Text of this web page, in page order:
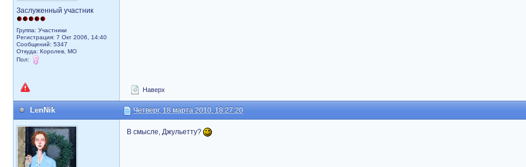
Заслуженный участник
Группа: Участники
Регистрация: 7 Окт 2006, 14:40
Сообщений: 5347
Откуда: Королев, МО
Пол:
Наверх
LenNik Четверг, 18 марта 2010, 18:27:20
В смысле, Джульетту?